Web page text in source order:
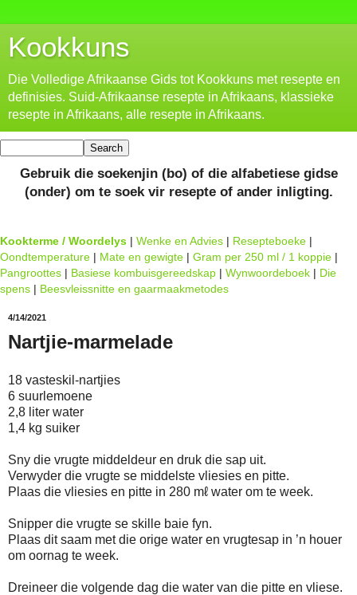
Kookkuns
Die Volledige Afrikaanse Gids tot Kookkuns met resepte en
definisies. Suid-Afrikaanse resepte in Afrikaans, klassieke
resepte in Afrikaans, alle resepte in Afrikaans.
Gebruik die soekenjin (bo) of die alfabetiese gidse
(onder) om te soek vir resepte of ander inligting.
Kookterme / Woordelys | Wenke en Advies | Resepteboeke |
Oondtemperature | Mate en gewigte | Gram per 250 ml / 1 koppie |
Pangroottes | Basiese kombuisgereedskap | Wynwoordeboek | Die
spens | Beesvleissnitte en gaarmaakmetodes
4/14/2021
Nartjie-marmelade
18 vasteskil-nartjies
6 suurlemoene
2,8 liter water
1,4 kg suiker
Sny die vrugte middeldeur en druk die sap uit.
Verwyder die vrugte se middelste vliesies en pitte.
Plaas die vliesies en pitte in 280 mℓ water om te week.
Snipper die vrugte se skille baie fyn.
Plaas dit saam met die orige water en vrugtesap in ’n houer
om oornag te week.
Dreineer die volgende dag die water van die pitte en vliese.